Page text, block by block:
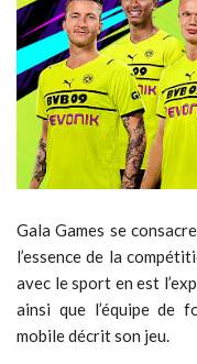
Gala Games se
l’essence de la
avec le sport en est
ainsi que l’équipe de
mobile décrit son jeu.